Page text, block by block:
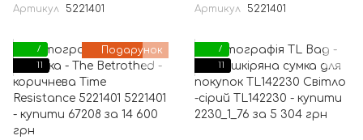
Артикул
5221401
Артикул
5221401
Подарунок
7
11
7
11